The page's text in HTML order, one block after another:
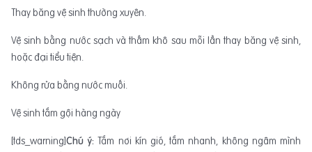
Thay băng vệ sinh thường xuyên.
Vệ sinh bằng nước sạch và thấm khô sau mỗi lần thay băng vệ sinh,
hoặc đại tiểu tiện.
Không rửa bằng nước muối.
Vệ sinh tắm gội hàng ngày
[tds_warning]Chú ý: Tắm nơi kín gió, tắm nhanh, không ngâm mình